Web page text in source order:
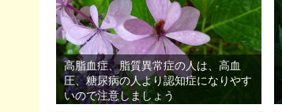
高脂血症、脂質異常症の人は、高血
圧、糖尿病の人より認知症になりやす
いので注意しましょう